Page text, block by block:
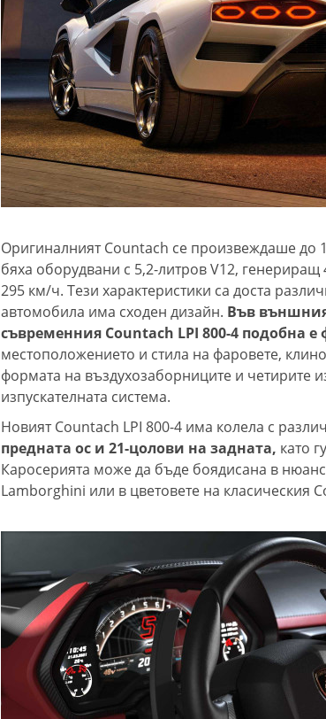
Оригиналният Countach се произвеждаше до
бяха оборудвани с 5,2-литров V12,
295 км/ч. Тези характеристики са доста
автомобила има сходен дизайн. Във
съвременния Countach LPI 800-4 подобна
местоположението и стила на фаровете,
формата на въздухозаборниците и четирите
изпускателната система.
Новият Countach LPI 800-4 има колела с
предната ос и 21-цолови на задната, като
Каросерията може да бъде боядисана в
Lamborghini или в цветовете на класическия